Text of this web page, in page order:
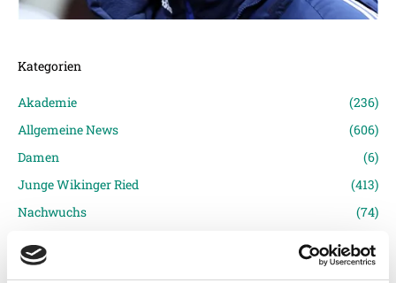
Kategorien
Akademie
(236)
Allgemeine News
(606)
Damen
(6)
Junge Wikinger Ried
(413)
Nachwuchs
(74)
Ticketing
(91)